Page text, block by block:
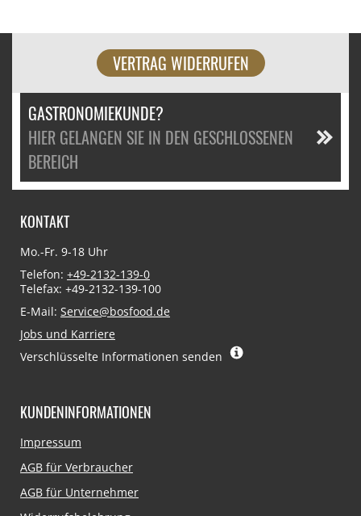
VERTRAG WIDERRUFEN
GASTRONOMIEKUNDE?
HIER GELANGEN SIE IN DEN GESCHLOSSENEN
BEREICH
KONTAKT
Mo.-Fr. 9-18 Uhr
Telefon: +49-2132-139-0
Telefax: +49-2132-139-100
E-Mail: Service@bosfood.de
Jobs und Karriere
Verschlüsselte Informationen senden
KUNDENINFORMATIONEN
Navigation
Impressum
AGB für Verbraucher
AGB für Unternehmer